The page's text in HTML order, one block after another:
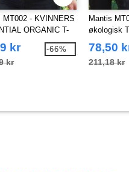
MT002 - KVINNERS
ORGANIC T-
kr
kr
-66%
Mantis
økologisk
78,50
211,18 kr